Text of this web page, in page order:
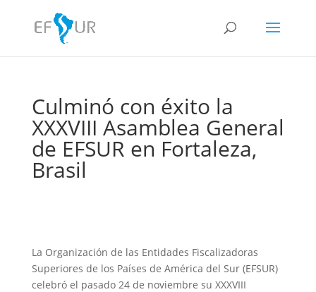
Culminó con éxito la
XXXVIII Asamblea General
de EFSUR en Fortaleza,
Brasil
La Organización de las Entidades Fiscalizadoras
Superiores de los Países de América del Sur (EFSUR)
celebró el pasado 24 de noviembre su XXXVIII